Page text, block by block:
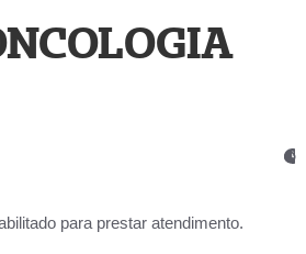
para prestar atendimento.